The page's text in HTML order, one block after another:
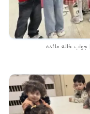
خاله مائده